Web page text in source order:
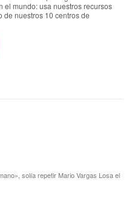
el mundo: usa nuestros recursos
nuestros 10 centros de
solía repetir Mario Vargas Losa el